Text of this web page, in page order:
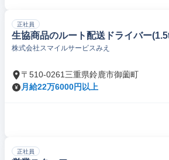
正社員
生協商品のルート配送ドライバー
株式会社スマイルサービスみえ
〒510-0261三重県鈴鹿市御薗町
月給22万6000円以上
正社員